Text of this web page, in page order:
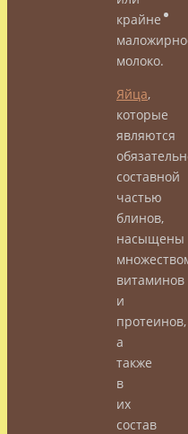
крайне
молоко.
Яйца,
которые
являются
составной
частью
блинов,
насыщены
витаминов
и
протеинов,
а
также
в
их
состав